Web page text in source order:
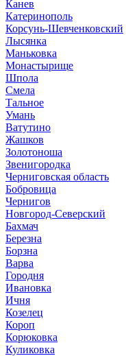
Канев
Катеринополь
Корсунь-Шевченковский
Лысянка
Маньковка
Монастырище
Шпола
Смела
Тальное
Умань
Ватутино
Жашков
Золотоноша
Звенигородка
Черниговская область
Бобровица
Чернигов
Новгород-Северский
Бахмач
Березна
Борзна
Варва
Городня
Ивановка
Ичня
Козелец
Короп
Корюковка
Куликовка